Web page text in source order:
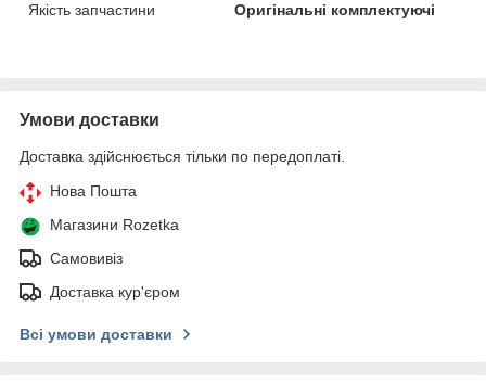
Якість запчастини
Оригінальні комплектуючі
Умови доставки
Доставка здійснюється тільки по передоплаті.
Нова Пошта
Магазини Rozetka
Самовивіз
Доставка кур'єром
Всі умови доставки